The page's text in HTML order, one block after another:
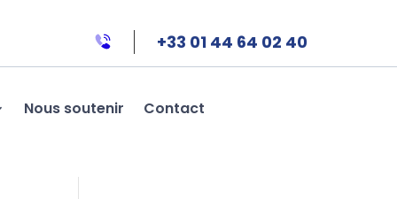
+33 01 44 64 02 40
Nous soutenir Contact